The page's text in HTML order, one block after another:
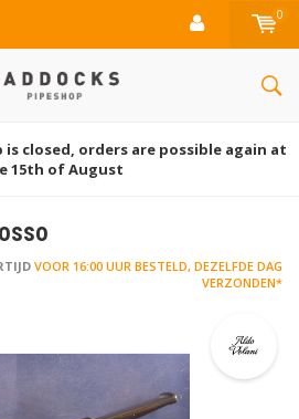
0
retourneren (NL)
VOOR 16:00 UUR BESTELD, DEZELFDE DAG
VERZONDEN*